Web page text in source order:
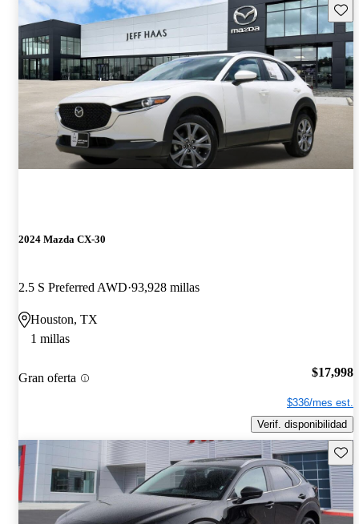
2024 Mazda CX-30
2.5 S Preferred AWD 93,928 millas
Houston, TX
1 millas
Gran oferta $17,998
$336/mes est.
Verif. disponibilidad